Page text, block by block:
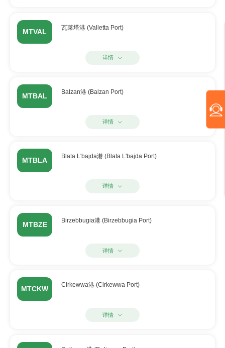
MTVAL 瓦莱塔港 (Valletta Port)
详情
MTBAL Balzan港 (Balzan Port)
详情
MTBLA Blata L'bajda港 (Blata L'bajda Port)
详情
MTBZE Birzebbugia港 (Birzebbugia Port)
详情
MTCKW Cirkewwa港 (Cirkewwa Port)
详情